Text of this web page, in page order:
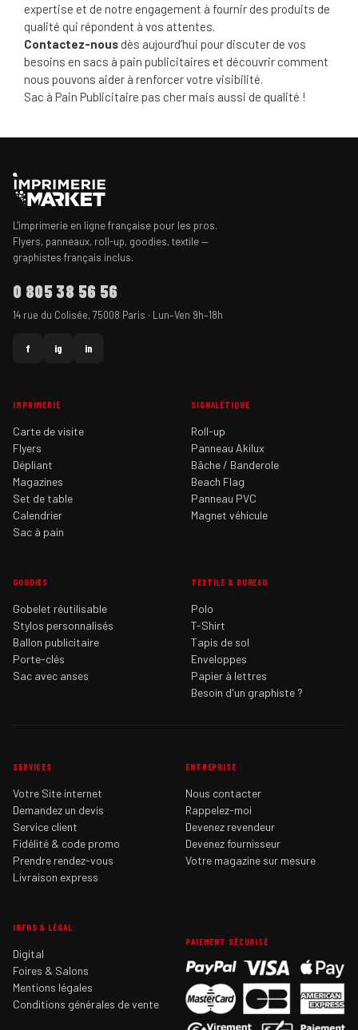
expertise et de notre engagement à fournir des produits de
qualité qui répondent à vos attentes.
Contactez-nous dès aujourd’hui pour discuter de vos
besoins en sacs à pain publicitaires et découvrir comment
nous pouvons aider à renforcer votre visibilité.
Sac à Pain Publicitaire pas cher mais aussi de qualité !
L'imprimerie en ligne française pour les pros.
Flyers, panneaux, roll-up, goodies, textile —
graphistes français inclus.
0 805 38 56 56
14 rue du Colisée, 75008 Paris · Lun–Ven 9h–18h
f ig in
IMPRIMERIE
Carte de visite
Flyers
Dépliant
Magazines
Set de table
Calendrier
Sac à pain
SIGNALÉTIQUE
Roll-up
Panneau Akilux
Bâche / Banderole
Beach Flag
Panneau PVC
Magnet véhicule
GOODIES
Gobelet réutilisable
Stylos personnalisés
Ballon publicitaire
Porte-clés
Sac avec anses
TEXTILE & BUREAU
Polo
T-Shirt
Tapis de sol
Enveloppes
Papier à lettres
Besoin d'un graphiste ?
SERVICES
Votre Site internet
Demandez un devis
Service client
Fidélité & code promo
Prendre rendez-vous
Livraison express
ENTREPRISE
Nous contacter
Rappelez-moi
Devenez revendeur
Devenez fournisseur
Votre magazine sur mesure
INFOS & LÉGAL
Digital
Foires & Salons
Mentions légales
Conditions générales de vente
PAIEMENT SÉCURISÉ